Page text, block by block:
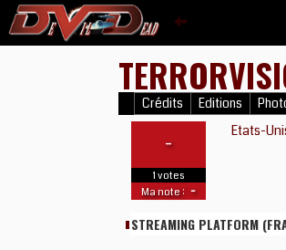
Crédits Editions
-
1 votes
Ma note : -
Etats-
STREAMING PLATFORM